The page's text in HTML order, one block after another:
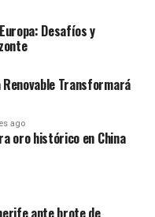
Universidad Nacional
de tomar
crítico donde la
irreversibles para
afirma.
Desafíos y
Renovable Transformará
ago
oro histórico en China
ante brote de